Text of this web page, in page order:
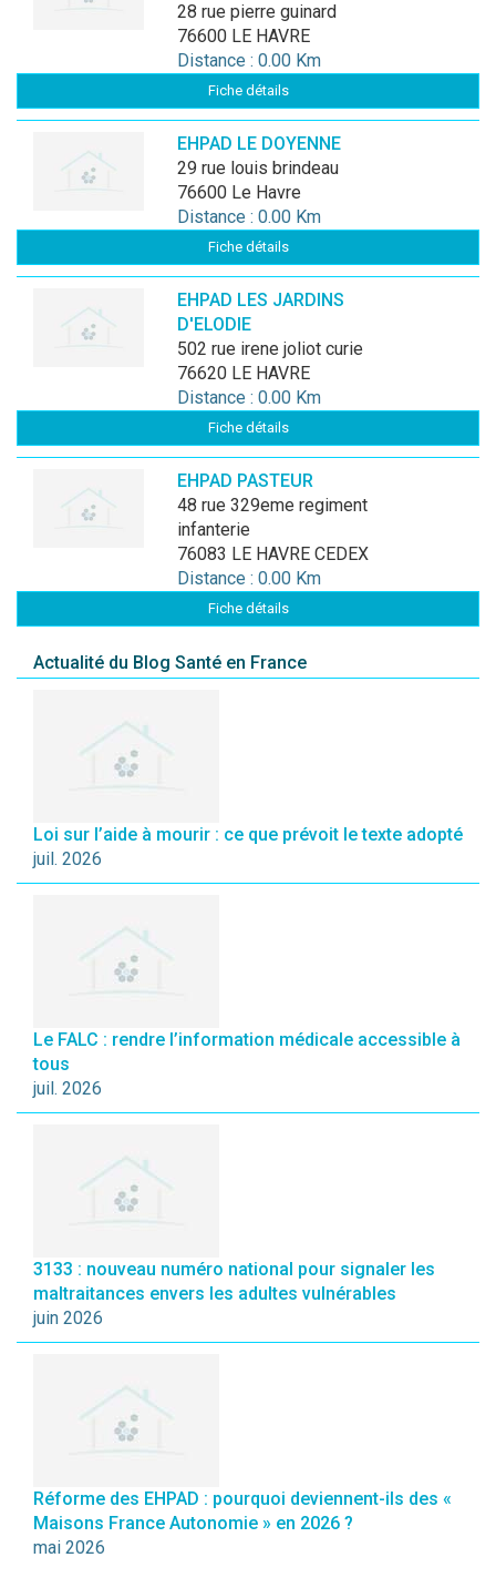
28 rue pierre guinard
76600 LE HAVRE
Distance : 0.00 Km
Fiche détails
EHPAD LE DOYENNE
29 rue louis brindeau
76600 Le Havre
Distance : 0.00 Km
Fiche détails
EHPAD LES JARDINS
D'ELODIE
502 rue irene joliot curie
76620 LE HAVRE
Distance : 0.00 Km
Fiche détails
EHPAD PASTEUR
48 rue 329eme regiment
infanterie
76083 LE HAVRE CEDEX
Distance : 0.00 Km
Fiche détails
Actualité du Blog Santé en France
Loi sur l’aide à mourir : ce que prévoit le texte adopté
juil. 2026
Le FALC : rendre l’information médicale accessible à
tous
juil. 2026
3133 : nouveau numéro national pour signaler les
maltraitances envers les adultes vulnérables
juin 2026
Réforme des EHPAD : pourquoi deviennent-ils des «
Maisons France Autonomie » en 2026 ?
mai 2026